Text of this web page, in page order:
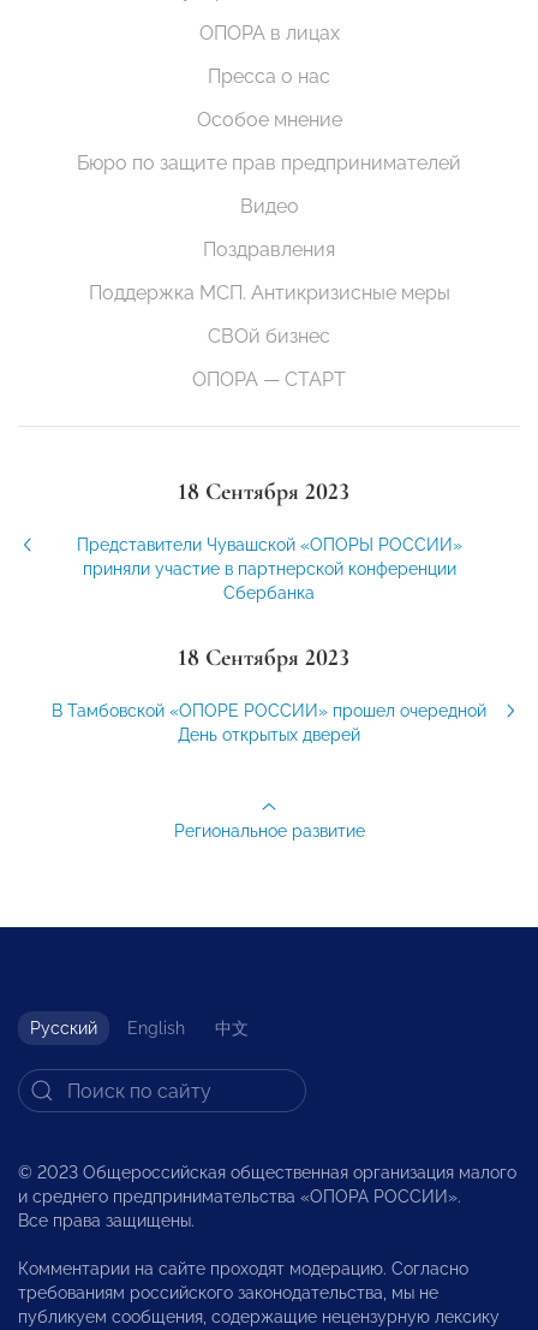
ОПОРА в лицах
Пресса о нас
Особое мнение
Бюро по защите прав предпринимателей
Видео
Поздравления
Поддержка МСП. Антикризисные меры
СВОй бизнес
ОПОРА — СТАРТ
18 Сентября 2023
Представители Чувашской «ОПОРЫ РОССИИ»
приняли участие в партнерской конференции
Сбербанка
18 Сентября 2023
В Тамбовской «ОПОРЕ РОССИИ» прошел очередной
День открытых дверей
Региональное развитие
Русский English 中文
© 2023 Общероссийская общественная организация малого
и среднего предпринимательства «ОПОРА РОССИИ».
Все права защищены.
Комментарии на сайте проходят модерацию. Согласно
требованиям российского законодательства, мы не
публикуем сообщения, содержащие нецензурную лексику